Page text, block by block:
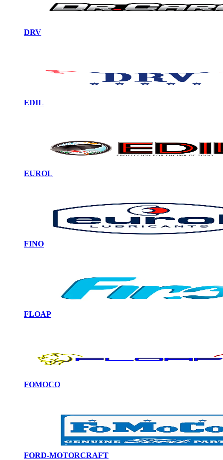
DRV
EDIL
EUROL
FINO
FLOAP
FOMOCO
FORD-MOTORCRAFT